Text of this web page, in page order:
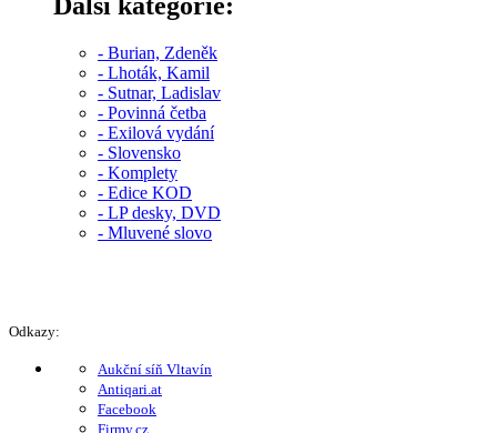
- Burian, Zdeněk
- Lhoták, Kamil
- Sutnar, Ladislav
- Povinná četba
- Exilová vydání
- Slovensko
- Komplety
- Edice KOD
- LP desky, DVD
- Mluvené slovo
Odkazy:
Aukční síň Vltavín
Antiqari.at
Facebook
Firmy.cz